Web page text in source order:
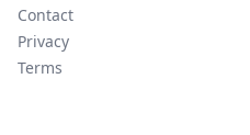
Contact
Privacy
Terms